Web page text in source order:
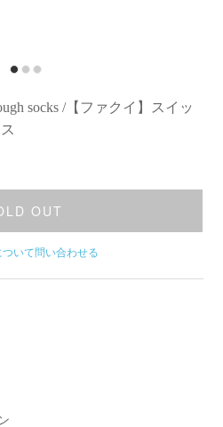
socks /【ファクイ】スイッ
OUT
ついて問い合わせる